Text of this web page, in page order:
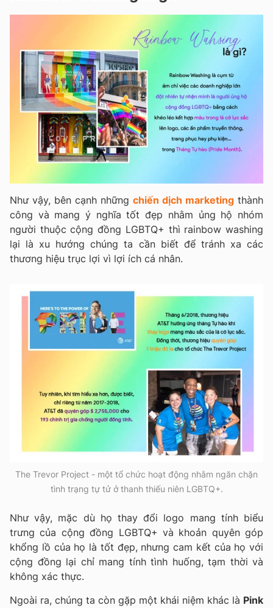
Như vậy, bên cạnh những chiến dịch marketing thành
công và mang ý nghĩa tốt đẹp nhằm ủng hộ nhóm
người thuộc cộng đồng LGBTQ+ thì rainbow washing
lại là xu hướng chúng ta cần biết để tránh xa các
thương hiệu trục lợi vì lợi ích cá nhân.
The Trevor Project - một tổ chức hoạt động nhằm ngăn chặn
tình trạng tự tử ở thanh thiếu niên LGBTQ+.
Như vậy, mặc dù họ thay đổi logo mang tính biểu
trưng của cộng đồng LGBTQ+ và khoản quyên góp
khổng lồ của họ là tốt đẹp, nhưng cam kết của họ với
cộng đồng lại chỉ mang tính tình huống, tạm thời và
không xác thực.
Ngoài ra, chúng ta còn gặp một khái niệm khác là Pink